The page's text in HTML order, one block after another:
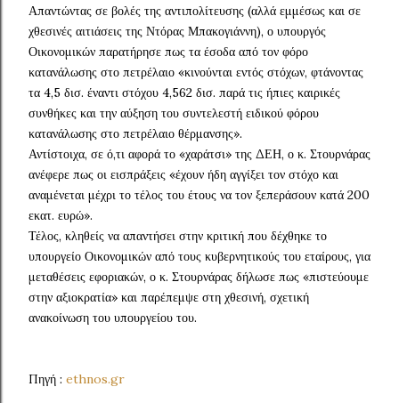
Απαντώντας σε βολές της αντιπολίτευσης (αλλά εμμέσως και σε
χθεσινές αιτιάσεις της Ντόρας Μπακογιάννη), ο υπουργός
Οικονομικών παρατήρησε πως τα έσοδα από τον φόρο
κατανάλωσης στο πετρέλαιο «κινούνται εντός στόχων, φτάνοντας
τα 4,5 δισ. έναντι στόχου 4,562 δισ. παρά τις ήπιες καιρικές
συνθήκες και την αύξηση του συντελεστή ειδικού φόρου
κατανάλωσης στο πετρέλαιο θέρμανσης».
Αντίστοιχα, σε ό,τι αφορά το «χαράτσι» της ΔΕΗ, ο κ. Στουρνάρας
ανέφερε πως οι εισπράξεις «έχουν ήδη αγγίξει τον στόχο και
αναμένεται μέχρι το τέλος του έτους να τον ξεπεράσουν κατά 200
εκατ. ευρώ».
Τέλος, κληθείς να απαντήσει στην κριτική που δέχθηκε το
υπουργείο Οικονομικών από τους κυβερνητικούς του εταίρους, για
μεταθέσεις εφοριακών, ο κ. Στουρνάρας δήλωσε πως «πιστεύουμε
στην αξιοκρατία» και παρέπεμψε στη χθεσινή, σχετική
ανακοίνωση του υπουργείου του.
Πηγή : ethnos.gr